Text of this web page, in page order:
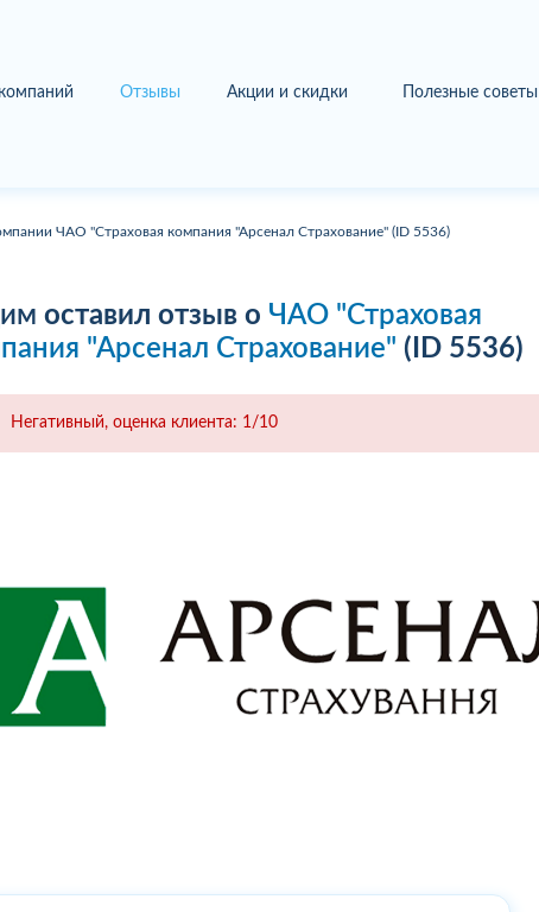
Отзывы Акции и скидки Полезные советы
ЧАО "Страховая компания "Арсенал Страхование" (ID 5536)
оставил отзыв о ЧАО "Страховая
"Арсенал Страхование" (ID 5536)
Негативный, оценка клиента: 1/10